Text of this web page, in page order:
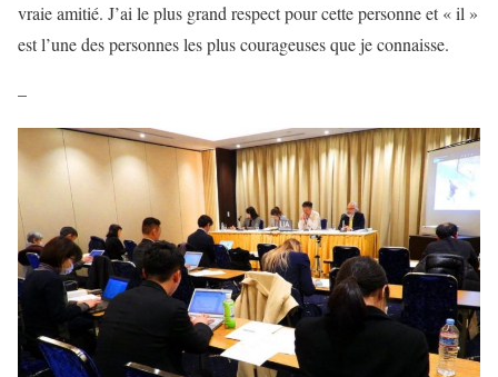
vraie amitié. J’ai le plus grand respect pour cette personne et « il »
est l’une des personnes les plus courageuses que je connaisse.
–